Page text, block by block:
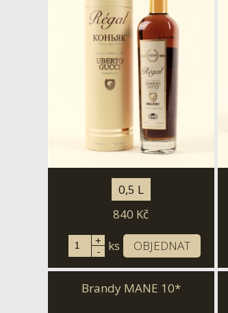
0,5 L
840 Kč
+
- ks OBJEDNAT
Brandy MANE 10*